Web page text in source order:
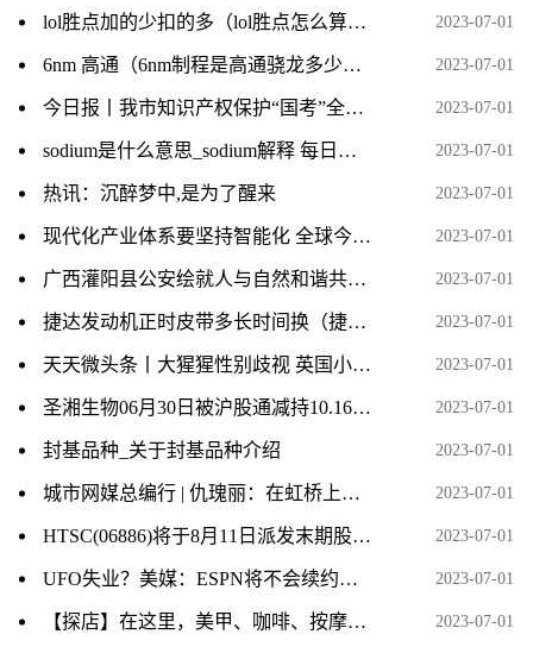
lol胜点加的少扣的多（lol胜点怎么算） 天天快资讯 2023-07-01
6nm 高通（6nm制程是高通骁龙多少）-当前关注 2023-07-01
今日报丨我市知识产权保护“国考”全省第一 2023-07-01
sodium是什么意思_sodium解释 每日速递 2023-07-01
热讯：沉醉梦中,是为了醒来 2023-07-01
现代化产业体系要坚持智能化 全球今热点 2023-07-01
广西灌阳县公安绘就人与自然和谐共生好“警色” 2023-07-01
捷达发动机正时皮带多长时间换（捷达发动机正时皮带多久换一次？） 全球今日讯 2023-07-01
天天微头条丨大猩猩性别歧视 英国小报遭头版制裁 2023-07-01
圣湘生物06月30日被沪股通减持10.16万股 2023-07-01
封基品种_关于封基品种介绍 2023-07-01
城市网媒总编行 | 仇瑰丽：在虹桥上散步、游玩，让人流连忘返 2023-07-01
HTSC(06886)将于8月11日派发末期股息每10股4.50元-全球今头条 2023-07-01
UFO失业？美媒：ESPN将不会续约文斯-卡特 2023-07-01
【探店】在这里，美甲、咖啡、按摩、会议室……统统免费 2023-07-01